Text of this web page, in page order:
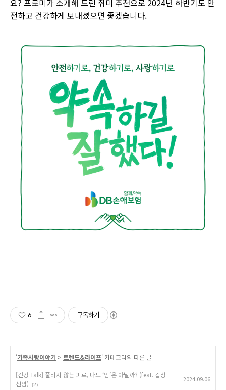
요? 프로미가 소개해 드린 취미 추천으로 2024년 하반기도 안
전하고 건강하게 보내셨으면 좋겠습니다.
6 구독하기
'가족사랑이야기 > 트렌드&라이프' 카테고리의 다른 글
[건강 Talk] 풀리지 않는 피로, 나도 ‘암’은 아닐까? (feat. 갑상
선암)
(2)
2024.09.06